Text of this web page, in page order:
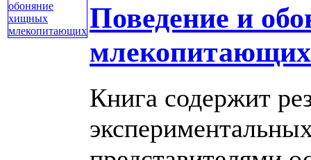
Поведение и
млекопитающих
Книга содержит